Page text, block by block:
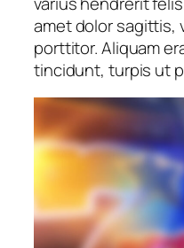
amet dolor sagittis,
porttitor. Aliquam
tincidunt, turpis ut